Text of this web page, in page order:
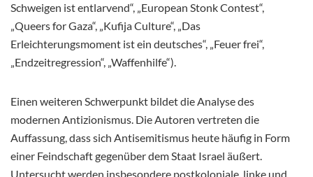
Schweigen ist entlarvend“, „European Stonk Contest“,
„Queers for Gaza“, „Kufija Culture“, „Das
Erleichterungsmoment ist ein deutsches“, „Feuer frei“,
„Endzeitregression“, „Waffenhilfe“).
Einen weiteren Schwerpunkt bildet die Analyse des
modernen Antizionismus. Die Autoren vertreten die
Auffassung, dass sich Antisemitismus heute häufig in Form
einer Feindschaft gegenüber dem Staat Israel äußert.
Untersucht werden insbesondere postkoloniale, linke und